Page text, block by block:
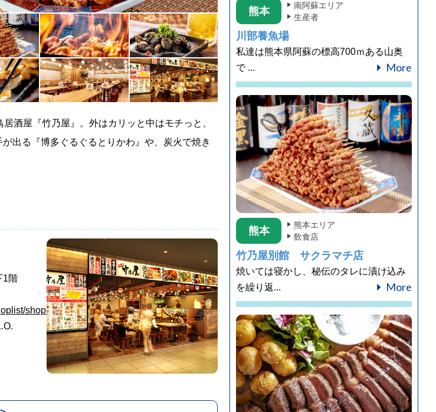
酒屋『竹乃屋』。外はカリッと中はモチっと、
出る『博多ぐるぐるとりかわ』や、炭火で焼き
1階
shop50
熊本
南阿蘇エリア
生産者
川部養魚場
私達は熊本県阿蘇の標高700ｍある山奥
で ...
More
熊本
熊本エリア
飲食店
竹乃屋別館 サクラマチ店
焼いては寝かし、秘伝のタレに漬け込み
を繰り返...
More